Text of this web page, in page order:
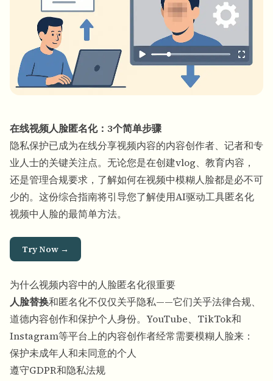
批量视频模糊
一次处理多个视频
API 和 SDK
自动化上传、任务和Webhook
联系表单
批量背景移除
在线视频人脸匿名化：3个简单步骤
隐私保护已成为在线分享视频内容的内容创作者、记者和专
业人士的关键关注点。无论您是在创建vlog、教育内容，
还是管理合规要求，了解如何在视频中模糊人脸都是必不可
少的。这份综合指南将引导您了解使用AI驱动工具匿名化
视频中人脸的最简单方法。
Try Now →
为什么视频内容中的人脸匿名化很重要
人脸替换和匿名化不仅仅关乎隐私——它们关乎法律合规、
道德内容创作和保护个人身份。YouTube、TikTok和
Instagram等平台上的内容创作者经常需要模糊人脸来：
保护未成年人和未同意的个人
遵守GDPR和隐私法规